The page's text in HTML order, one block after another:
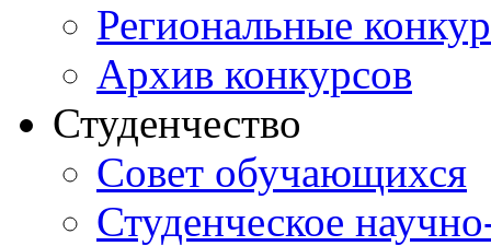
Региональные
Архив конкурсов
Студенчество
Совет обучающихся
Студенческое